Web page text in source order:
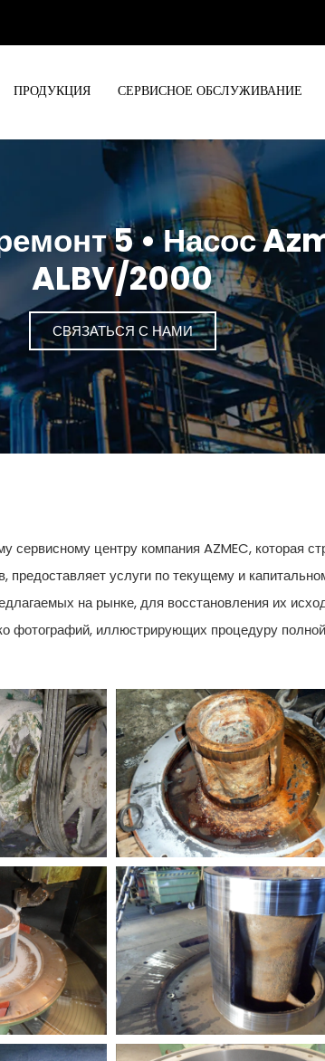
ПРОДУКЦИЯ СЕРВИСНОЕ ОБСЛУЖИВАНИЕ
5 • Насос
ALBV/2000
СВЯЗАТЬСЯ С НАМИ
сервисному центру компания AZMEC, которая
предоставляет услуги по текущему и
на рынке, для восстановления их
фотографий, иллюстрирующих процедуру